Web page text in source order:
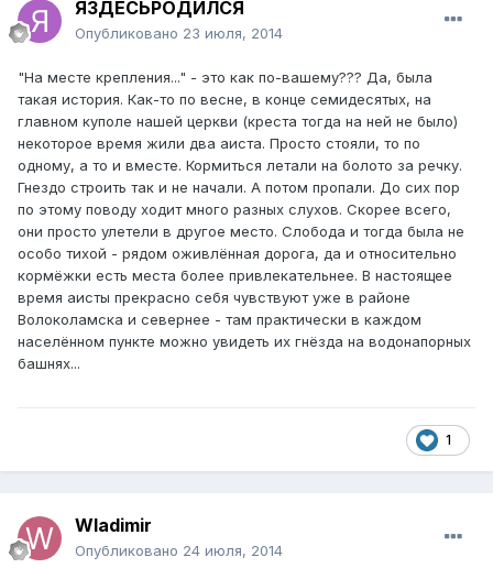
ЯЗДЕСЬРОДИЛСЯ
Опубликовано 23 июля, 2014
"На месте крепления..." - это как по-вашему??? Да, была
такая история. Как-то по весне, в конце семидесятых, на
главном куполе нашей церкви (креста тогда на ней не было)
некоторое время жили два аиста. Просто стояли, то по
одному, а то и вместе. Кормиться летали на болото за речку.
Гнездо строить так и не начали. А потом пропали. До сих пор
по этому поводу ходит много разных слухов. Скорее всего,
они просто улетели в другое место. Слобода и тогда была не
особо тихой - рядом оживлённая дорога, да и относительно
кормёжки есть места более привлекательнее. В настоящее
время аисты прекрасно себя чувствуют уже в районе
Волоколамска и севернее - там практически в каждом
населённом пункте можно увидеть их гнёзда на водонапорных
башнях...
1
Wladimir
Опубликовано 24 июля, 2014